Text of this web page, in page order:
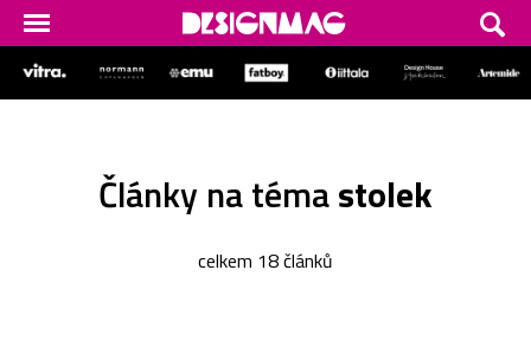
Články na témastolek
celkem 18 článků